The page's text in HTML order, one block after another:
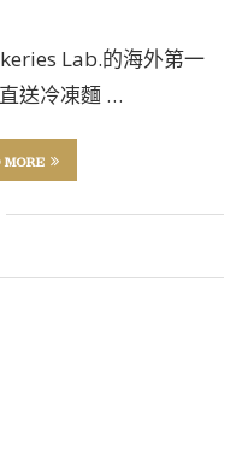
Lab.的海外第一
送冷凍麵 …